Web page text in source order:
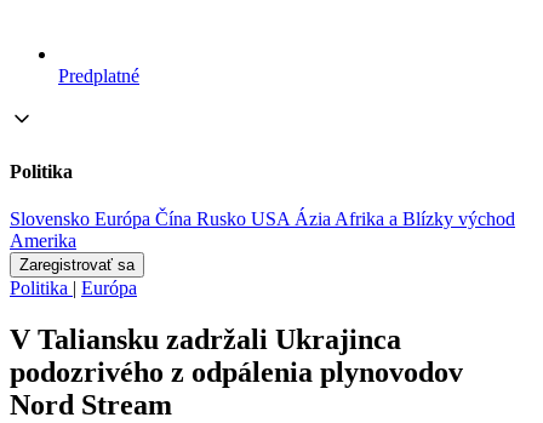
Predplatné
Politika
Slovensko Európa Čína Rusko USA ÁziaAfrika a Blízky východ
Amerika
Zaregistrovať sa
Politika | Európa
V Taliansku zadržali Ukrajinca
podozrivého z odpálenia plynovodov
Nord Stream